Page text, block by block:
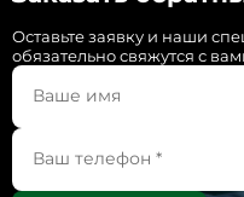
Оставьте заявку и наши
обязательно свяжутся с